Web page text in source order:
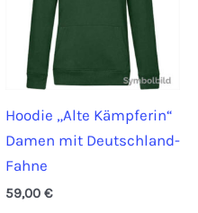
Hoodie „Alte Kämpferin“
Damen mit Deutschland-
Fahne
59,00 €